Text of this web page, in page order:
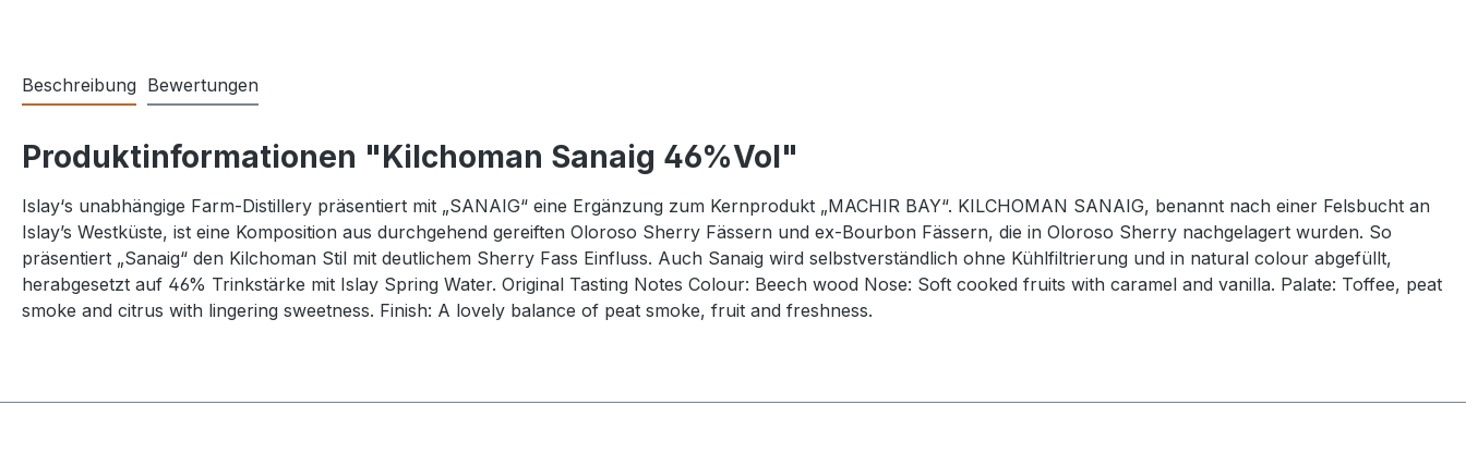
Beschreibung Bewertungen
Produktinformationen "Kilchoman Sanaig 46%Vol"
Islay‘s unabhängige Farm-Distillery präsentiert mit „SANAIG“ eine Ergänzung zum Kernprodukt „MACHIR BAY“. KILCHOMAN SANAIG, benannt nach einer Felsbucht an
Islay’s Westküste, ist eine Komposition aus durchgehend gereiften Oloroso Sherry Fässern und ex-Bourbon Fässern, die in Oloroso Sherry nachgelagert wurden. So
präsentiert „Sanaig“ den Kilchoman Stil mit deutlichem Sherry Fass Einfluss. Auch Sanaig wird selbstverständlich ohne Kühlfiltrierung und in natural colour abgefüllt,
herabgesetzt auf 46% Trinkstärke mit Islay Spring Water. Original Tasting Notes Colour: Beech wood Nose: Soft cooked fruits with caramel and vanilla. Palate: Toffee, peat
smoke and citrus with lingering sweetness. Finish: A lovely balance of peat smoke, fruit and freshness.